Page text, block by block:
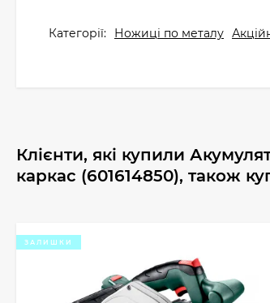
Категорії: Ножиці по металу
Клієнти, які купили
каркас (601614850), також
ЗАЛИШКИ